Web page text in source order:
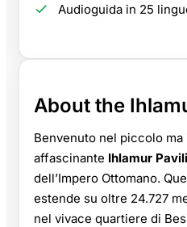
Audioguida in 25
About the
Benvenuto nel piccolo
affascinante Ihlamur
dell’Impero Ottomano.
estende su oltre 24.727
nel vivace quartiere di